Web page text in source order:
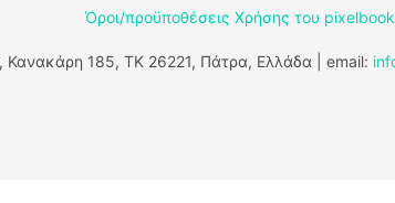
Όροι/προϋποθέσεις Χρήσης του
Κανακάρη 185, ΤΚ 26221, Πάτρα, Ελλάδα | email: